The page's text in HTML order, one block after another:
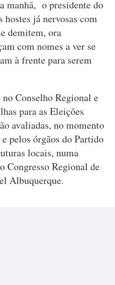
manhã, o presidente do
já nervosas com
demitem, ora
com nomes a ver se
à frente para serem
Conselho Regional e
para as Eleições
avaliadas, no momento
pelos órgãos do Partido
locais, numa
Congresso Regional de
Albuquerque.